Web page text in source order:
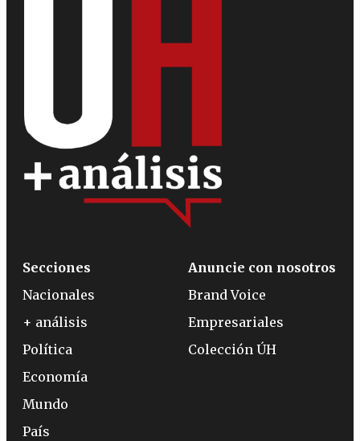
Secciones
Nacionales
+ análisis
Política
Economía
Mundo
País
Anuncie con nosotros
Brand Voice
Empresariales
Colección ÚH